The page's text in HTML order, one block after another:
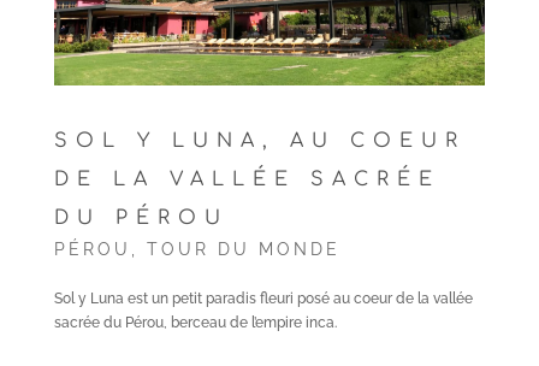
SOL Y LUNA, AU COEUR
DE LA VALLÉE SACRÉE
DU PÉROU
PÉROU TOUR DU MONDE
Sol y Luna est un petit paradis fleuri posé au coeur de la vallée
sacrée du Pérou, berceau de l’empire inca.